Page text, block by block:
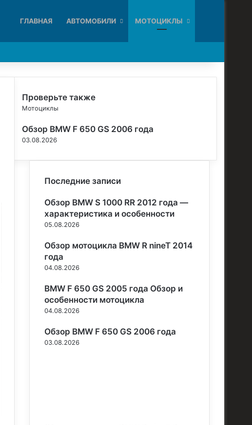
ГЛАВНАЯ АВТОМОБИЛИ МОТОЦИКЛЫ
Проверьте также
З
к
р
т
Мотоциклы
Обзор BMW F 650 GS 2006 года
03.08.2026
Последние записи
Обзор BMW S 1000 RR 2012 года —
характеристика и особенности
05.08.2026
Обзор мотоцикла BMW R nineT 2014
года
04.08.2026
BMW F 650 GS 2005 года Обзор и
особенности мотоцикла
04.08.2026
Обзор BMW F 650 GS 2006 года
03.08.2026